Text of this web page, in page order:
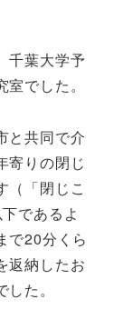
千葉大学予
でした。
と共同で介
寄りの閉じ
（「閉じこ
であるよ
で20分くら
返納したお
た。